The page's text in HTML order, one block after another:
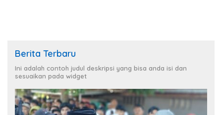
Berita Terbaru
Ini adalah contoh judul deskripsi yang bisa anda isi dan
sesuaikan pada widget